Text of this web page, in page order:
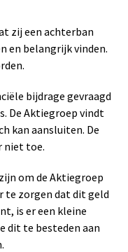
zij een achterban
en belangrijk vinden.
bijdrage gevraagd
De Aktiegroep vindt
kan aansluiten. De
niet toe.
om de Aktiegroep
te zorgen dat dit geld
is er een kleine
dit te besteden aan